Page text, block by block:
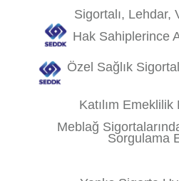
Sigortalı, Lehdar,
Hak Sahiplerince
Özel Sağlık
Katılım
Meblağ
Sorgulama